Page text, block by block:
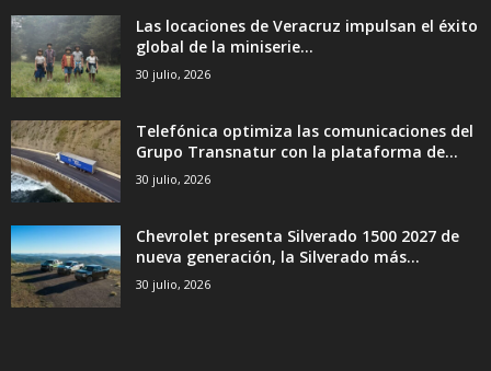
Las locaciones de Veracruz impulsan el éxito
global de la miniserie...
30 julio, 2026
Telefónica optimiza las comunicaciones del
Grupo Transnatur con la plataforma de...
30 julio, 2026
Chevrolet presenta Silverado 1500 2027 de
nueva generación, la Silverado más...
30 julio, 2026